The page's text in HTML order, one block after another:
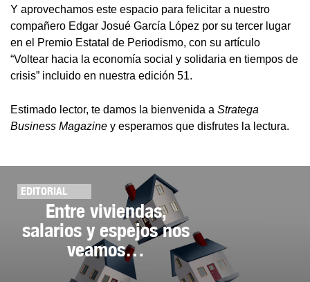
Y aprovechamos este espacio para felicitar a nuestro
compañero Edgar Josué García López por su tercer lugar
en el Premio Estatal de Periodismo, con su artículo
“Voltear hacia la economía social y solidaria en tiempos de
crisis” incluido en nuestra edición 51.
Estimado lector, te damos la bienvenida a Stratega
Business Magazine y esperamos que disfrutes la lectura.
EDITORIAL
Entre viviendas,
salarios y espejos nos
veamos…